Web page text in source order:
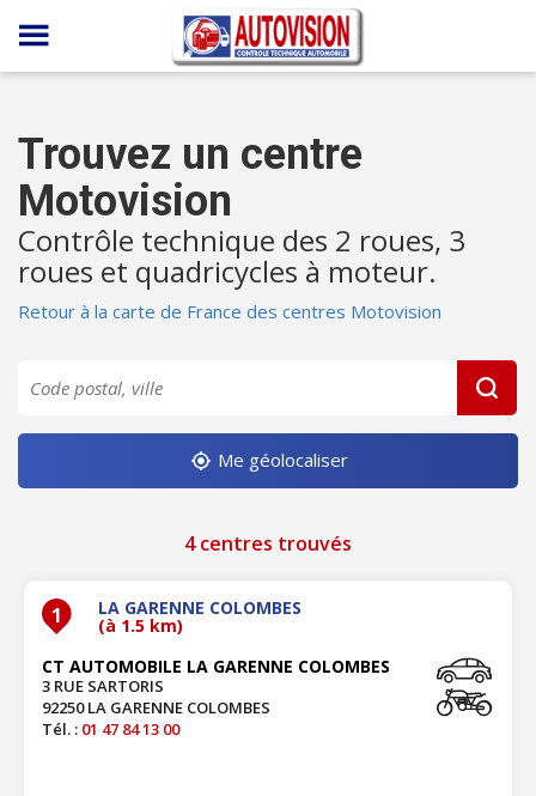
Panneau de gestion des cookies
Trouvez un centre
Motovision
Contrôle technique des 2 roues, 3
roues et quadricycles à moteur.
Retour à la carte de France des centres Motovision
Me géolocaliser
4 centres trouvés
1 LA GARENNE COLOMBES
(à 1.5 km)
CT AUTOMOBILE LA GARENNE COLOMBES
3 RUE SARTORIS
92250 LA GARENNE COLOMBES
Tél. : 01 47 84 13 00